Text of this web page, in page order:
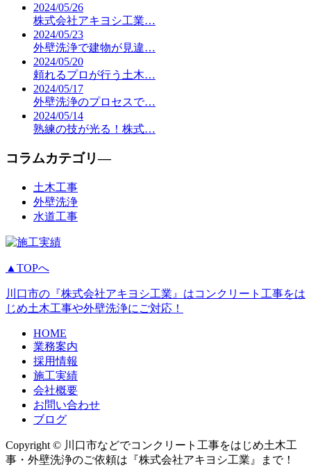
2024/05/26
株式会社アキヨシ工業…
2024/05/23
外壁洗浄で建物が見違…
2024/05/20
頼れるプロが行う土木…
2024/05/17
外壁洗浄のプロセスで…
2024/05/14
熟練の技が光る！株式…
コラムカテゴリ―
土木工事
外壁洗浄
水道工事
▲TOPへ
川口市の『株式会社アキヨシ工業』はコンクリート工事をは
じめ土木工事や外壁洗浄にご対応！
HOME
業務案内
採用情報
施工実績
会社概要
お問い合わせ
ブログ
Copyright © 川口市などでコンクリート工事をはじめ土木工
事・外壁洗浄のご依頼は『株式会社アキヨシ工業』まで！